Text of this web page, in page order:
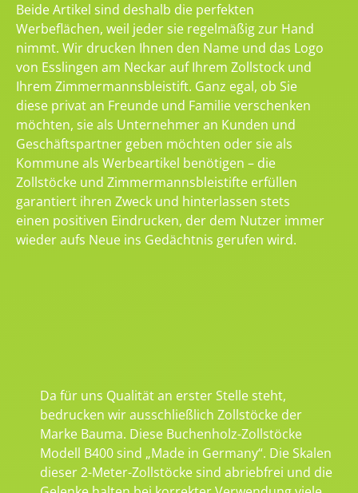
Beide Artikel sind deshalb die perfekten
Werbeflächen, weil jeder sie regelmäßig zur Hand
nimmt. Wir drucken Ihnen den Name und das Logo
von Esslingen am Neckar auf Ihrem Zollstock und
Ihrem Zimmermannsbleistift. Ganz egal, ob Sie
diese privat an Freunde und Familie verschenken
möchten, sie als Unternehmer an Kunden und
Geschäftspartner geben möchten oder sie als
Kommune als Werbeartikel benötigen – die
Zollstöcke und Zimmermannsbleistifte erfüllen
garantiert ihren Zweck und hinterlassen stets
einen positiven Eindrucken, der dem Nutzer immer
wieder aufs Neue ins Gedächtnis gerufen wird.
Da für uns Qualität an erster Stelle steht,
bedrucken wir ausschließlich Zollstöcke der
Marke Bauma. Diese Buchenholz-Zollstöcke
Modell B400 sind „Made in Germany“. Die Skalen
dieser 2-Meter-Zollstöcke sind abriebfrei und die